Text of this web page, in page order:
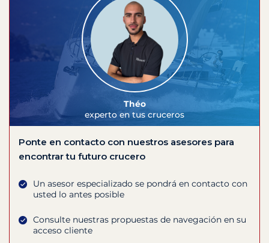
Théo
experto en tus cruceros
Ponte en contacto con nuestros asesores para
encontrar tu futuro crucero
Un asesor especializado se pondrá en contacto con
usted lo antes posible
Consulte nuestras propuestas de navegación en su
acceso cliente